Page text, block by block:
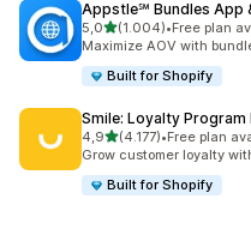
Appstle℠ Bundles App
5,0de 5 estrelas
(1.004)
1004 total de avaliações
•Free plan
Maximize AOV with
Built for Shopify
Smile: Loyalty Program
4,9de 5 estrelas
(4.177)
4177 total de avaliações
•Free plan
Grow customer loyalty
Built for Shopify